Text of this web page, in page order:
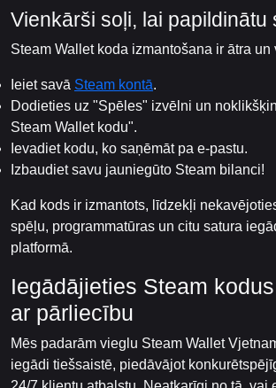
Vienkārši soļi, lai papildinātu
Steam Wallet koda izmantošana ir ātra un
Ieiet savā Steam kontā.
Dodieties uz "Spēles" izvēlni un
Steam Wallet kodu".
Ievadiet kodu, ko saņēmāt pa e-pastu.
Izbaudiet savu jauniegūto Steam bilanci!
Kad kods ir izmantots, līdzekļi
spēļu, programmatūras un citu satura
platformā.
Iegādājieties Steam
ar pārliecību
Mēs padarām vieglu Steam Wallet
iegādi tiešsaistē, piedāvājot